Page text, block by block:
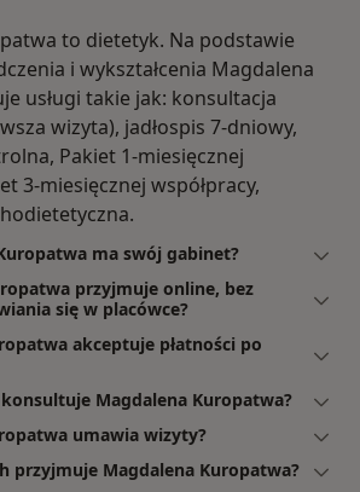
to dietetyk. Na podstawie
i wykształcenia Magdalena
usługi takie jak: konsultacja
wizyta), jadłospis 7-dniowy,
Pakiet 1-miesięcznej
3-miesięcznej współpracy,
ma swój gabinet?
przyjmuje online, bez
się w placówce?
akceptuje płatności po
Magdalena Kuropatwa?
umawia wizyty?
przyjmuje Magdalena Kuropatwa?